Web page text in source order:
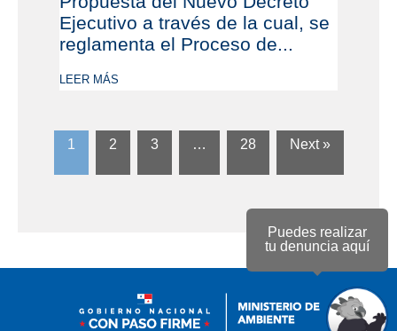
Puedes realizar
tu denuncia aquí
Ejecutivo a través de la cual, se
reglamenta el Proceso de...
LEER MÁS
1 2 3 … 28 Next »